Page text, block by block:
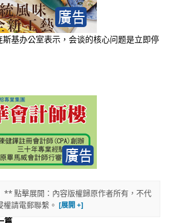
基办公室表示，会谈的核心问题是立即停
點擊展開：內容版權歸原作者所有，不代
請電郵聯繫。